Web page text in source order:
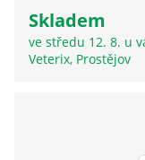
Skladem
ve středu 12. 8. u
Veterix, Prostějov